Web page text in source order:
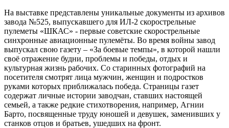
На выставке представлены уникальные документы из архивов
завода №525, выпускавшего для ИЛ-2 скорострельные
пулеметы «ШКАС» - первые советские скорострельные
синхронные авиационные пулемёты. Во время войны завод
выпускал свою газету – «За боевые темпы», в которой нашли
своё отражение будни, проблемы и победы, отдых и
культурная жизнь рабочих. Со старинных фотографий на
посетителя смотрят лица мужчин, женщин и подростков
руками которых приближалась победа. Страницы газет
содержат личные истории заводчан, ставших настоящей
семьей, а также редкие стихотворения, например, Агнии
Барто, посвященные труду юношей и девушек, заменивших у
станков отцов и братьев, ушедших на фронт.